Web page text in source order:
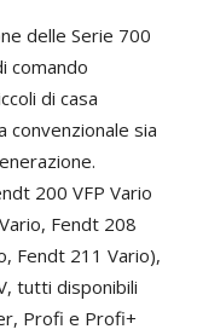
delle Serie 700
comando
di casa
convenzionale sia
200 VFP Vario
Fendt 208
Fendt 211 Vario),
tutti disponibili
Profi e Profi+